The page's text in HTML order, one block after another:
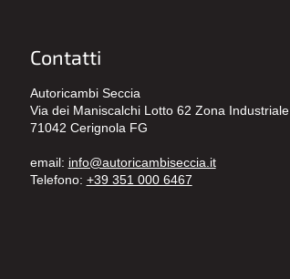
Contatti
Autoricambi Seccia
Via dei Maniscalchi Lotto 62 Zona Industriale
71042 Cerignola FG
email: info@autoricambiseccia.it
Telefono: +39 351 000 6467